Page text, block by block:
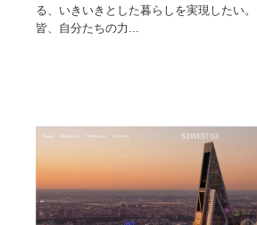
る、いきいきとした暮らしを実現したい
皆、自分たちの力...